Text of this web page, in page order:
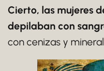
Cierto, las mujeres
depilaban con
con cenizas y